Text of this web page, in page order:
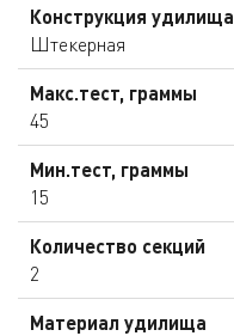
Конструкция удилища
Штекерная
Макс.тест, граммы
45
Мин.тест, граммы
15
Количество секций
2
Материал удилища